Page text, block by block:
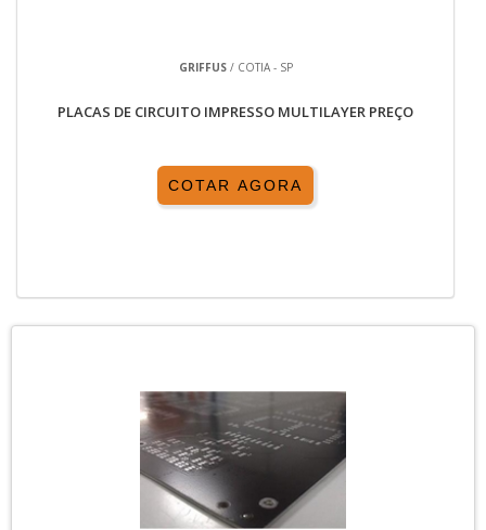
GRIFFUS/ COTIA - SP
PLACAS DE CIRCUITO IMPRESSO MULTILAYER PREÇO
COTAR AGORA